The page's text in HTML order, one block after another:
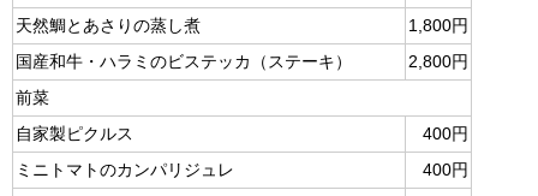
天然鯛とあさりの蒸し煮
1,800円
国産和牛・ハラミのビステッカ（ステーキ）
2,800円
前菜
自家製ピクルス
400円
ミニトマトのカンパリジュレ
400円